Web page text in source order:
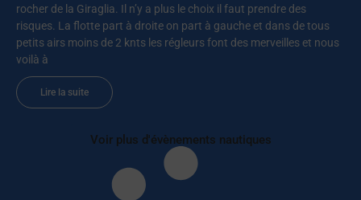
rocher de la Giraglia. Il n’y a plus le choix il faut prendre des
risques. La flotte part à droite on part à gauche et dans de tous
petits airs moins de 2 knts les régleurs font des merveilles et nous
voilà à
Lire la suite
Voir plus d'évènements nautiques